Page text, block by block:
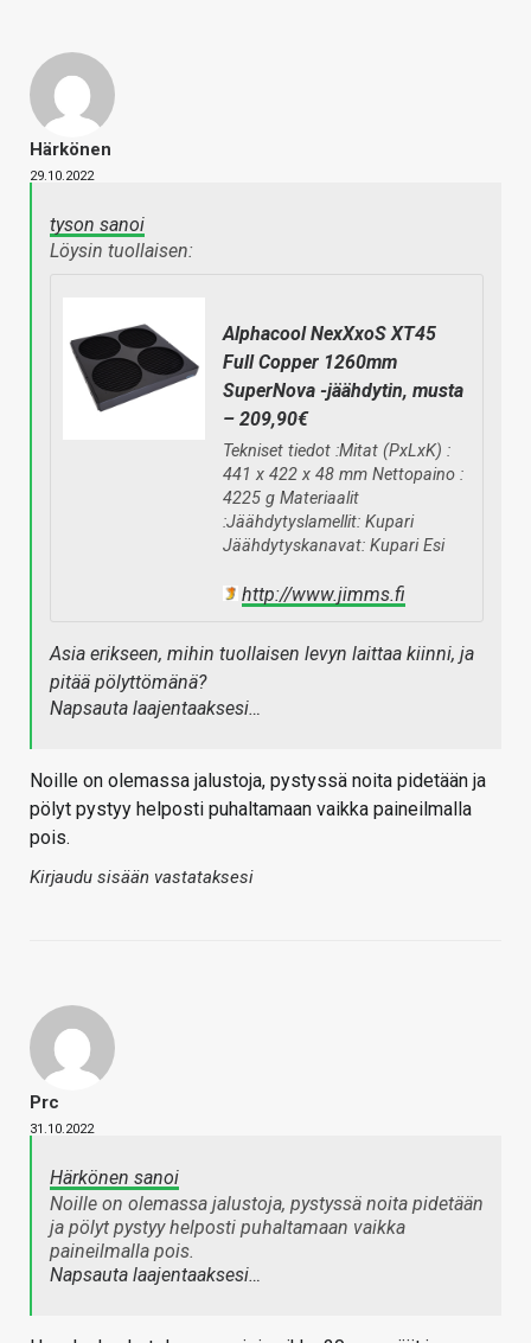
Härkönen
29.10.2022
tyson sanoi
Löysin tuollaisen:
Alphacool NexXxoS XT45
Full Copper 1260mm
SuperNova -jäähdytin, musta
– 209,90€
Tekniset tiedot :Mitat (PxLxK) :
441 x 422 x 48 mm Nettopaino :
4225 g Materiaalit
:Jäähdytyslamellit: Kupari
Jäähdytyskanavat: Kupari Esi
http://www.jimms.fi
Asia erikseen, mihin tuollaisen levyn laittaa kiinni, ja
pitää pölyttömänä?
Napsauta laajentaaksesi…
Noille on olemassa jalustoja, pystyssä noita pidetään ja
pölyt pystyy helposti puhaltamaan vaikka paineilmalla
pois.
Kirjaudu sisään vastataksesi
Prc
31.10.2022
Härkönen sanoi
Noille on olemassa jalustoja, pystyssä noita pidetään
ja pölyt pystyy helposti puhaltamaan vaikka
paineilmalla pois.
Napsauta laajentaaksesi…